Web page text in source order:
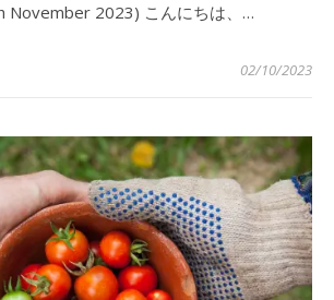
November 2023) こんにちは、…
02/10/2023